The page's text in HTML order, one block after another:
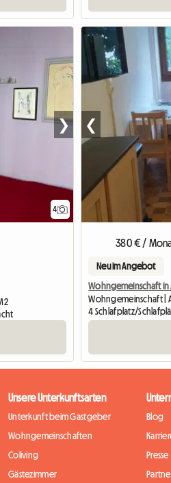
4
❯ ❮
380 € /
Neu im Angebot
Wohngemeinschaft |
4 Schlafplatz/
Unsere Unterkunftsarten
Unterkunft beim Gastgeber
Wohngemeinschaften
Coliving
Gästezimmer
Blog
Presse